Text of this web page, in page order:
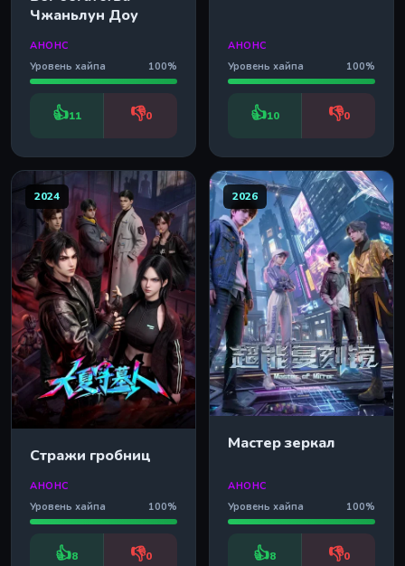
Чжаньлун Доу
АНОНС
Уровень хайпа
100%
👍11 👎0
АНОНС
Уровень хайпа
100%
👍10 👎0
2024
Стражи гробниц
АНОНС
Уровень хайпа
100%
👍8 👎0
2026
Мастер зеркал
АНОНС
Уровень хайпа
100%
👍8 👎0